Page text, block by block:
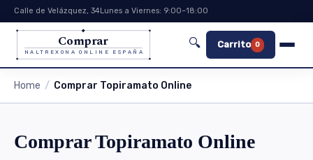
Calle de Velázquez, 34Lunes a Viernes: 9:00–18:00
Comprar
NALTREXONA ONLINE ESPAÑA
🔍 Carrito 0
Home Comprar Topiramato Online
Comprar Topiramato Online